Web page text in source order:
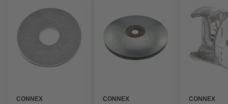
CONNEX
CONNEX
CONNEX